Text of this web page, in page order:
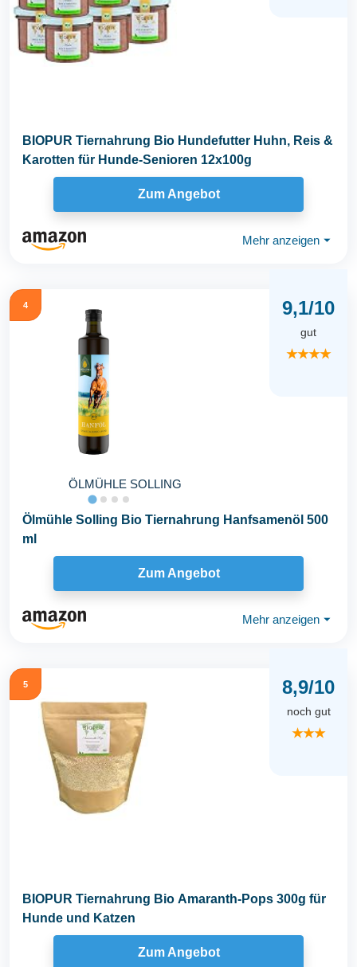
BIOPUR Tiernahrung Bio Hundefutter Huhn, Reis &
Karotten für Hunde-Senioren 12x100g
Zum Angebot
Mehr anzeigen ⏷
4
ÖLMÜHLE SOLLING
9,1/10
gut
★★★★
Ölmühle Solling Bio Tiernahrung Hanfsamenöl 500
ml
Zum Angebot
Mehr anzeigen ⏷
5 8,9/10
noch gut
★★★
BIOPUR Tiernahrung Bio Amaranth-Pops 300g für
Hunde und Katzen
Zum Angebot